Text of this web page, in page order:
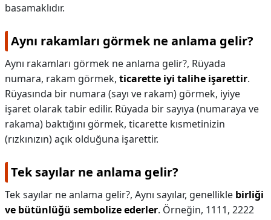
basamaklıdır.
Aynı rakamları görmek ne anlama gelir?
Aynı rakamları görmek ne anlama gelir?, Rüyada
numara, rakam görmek, ticarette iyi talihe işarettir.
Rüyasında bir numara (sayı ve rakam) görmek, iyiye
işaret olarak tabir edilir. Rüyada bir sayıya (numaraya ve
rakama) baktığını görmek, ticarette kısmetinizin
(rızkınızın) açık olduğuna işarettir.
Tek sayılar ne anlama gelir?
Tek sayılar ne anlama gelir?, Aynı sayılar, genellikle birliği
ve bütünlüğü sembolize ederler. Örneğin, 1111, 2222